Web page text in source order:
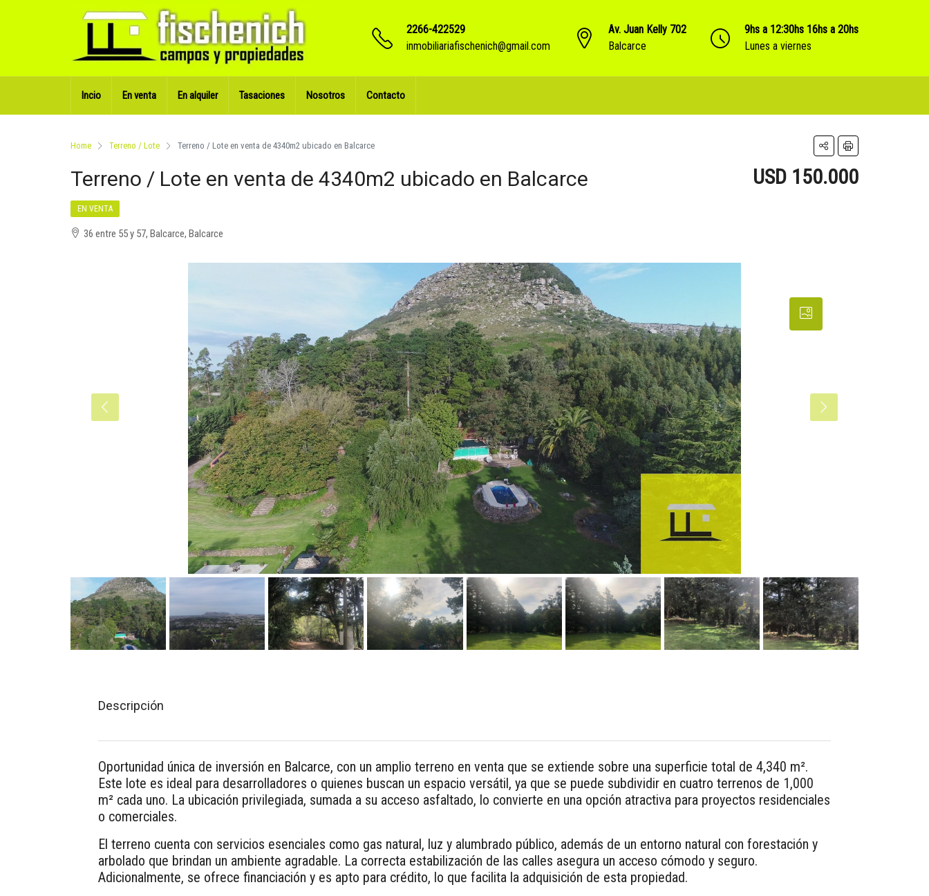
2266-422529
inmobiliariafischenich@gmail.com
Av. Juan Kelly 702
Balcarce
9hs a 12:30hs 16hs a 20hs
Lunes a viernes
Incio En venta En alquiler Tasaciones Nosotros Contacto
Home Terreno / Lote Terreno / Lote en venta de 4340m2 ubicado en Balcarce
Terreno / Lote en venta de 4340m2 ubicado en Balcarce USD 150.000
EN VENTA
36 entre 55 y 57, Balcarce, Balcarce
Descripción
Oportunidad única de inversión en Balcarce, con un amplio terreno en venta que se extiende sobre una superficie total de 4,340 m².
Este lote es ideal para desarrolladores o quienes buscan un espacio versátil, ya que se puede subdividir en cuatro terrenos de 1,000
m² cada uno. La ubicación privilegiada, sumada a su acceso asfaltado, lo convierte en una opción atractiva para proyectos residenciales
o comerciales.
El terreno cuenta con servicios esenciales como gas natural, luz y alumbrado público, además de un entorno natural con forestación y
arbolado que brindan un ambiente agradable. La correcta estabilización de las calles asegura un acceso cómodo y seguro.
Adicionalmente, se ofrece financiación y es apto para crédito, lo que facilita la adquisición de esta propiedad.